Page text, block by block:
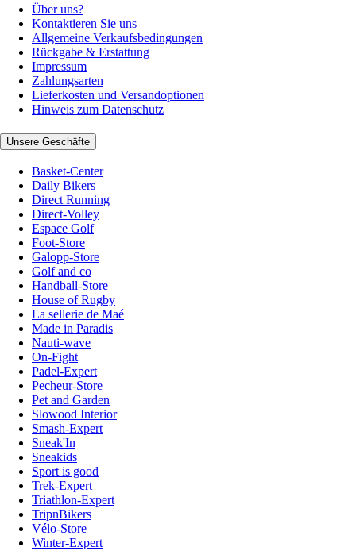
Über uns?
Kontaktieren Sie uns
Allgemeine Verkaufsbedingungen
Rückgabe & Erstattung
Impressum
Zahlungsarten
Lieferkosten und Versandoptionen
Hinweis zum Datenschutz
Unsere Geschäfte
Basket-Center
Daily Bikers
Direct Running
Direct-Volley
Espace Golf
Foot-Store
Galopp-Store
Golf and co
Handball-Store
House of Rugby
La sellerie de Maé
Made in Paradis
Nauti-wave
On-Fight
Padel-Expert
Pecheur-Store
Pet and Garden
Slowood Interior
Smash-Expert
Sneak'In
Sneakids
Sport is good
Trek-Expert
Triathlon-Expert
TripnBikers
Vélo-Store
Winter-Expert